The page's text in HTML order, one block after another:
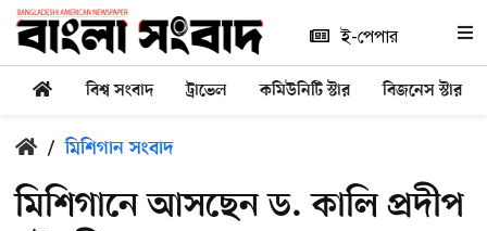
ই-পেপার
বিশ্ব সংবাদ ট্রাভেল কমিউনিটি স্টার বিজনেস স্টার
/ মিশিগান সংবাদ
মিশিগানে আসছেন ড. কালি প্রদীপ